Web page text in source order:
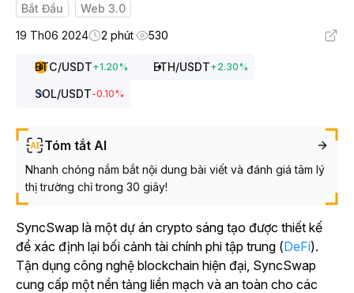
Bắt Đầu
Web 3.0
19 Th06 2024
2 phút 530
BTC/USDT+1.20% ETH/USDT+2.30%
SOL/USDT-0.10%
Tóm tắt AI
Nhanh chóng nắm bắt nội dung bài viết và đánh giá tâm lý
thị trường chỉ trong 30 giây!
SyncSwap là một dự án crypto sáng tạo được thiết kế
để xác định lại bối cảnh tài chính phi tập trung (DeFi).
Tận dụng công nghệ blockchain hiện đại, SyncSwap
cung cấp một nền tảng liền mạch và an toàn cho các